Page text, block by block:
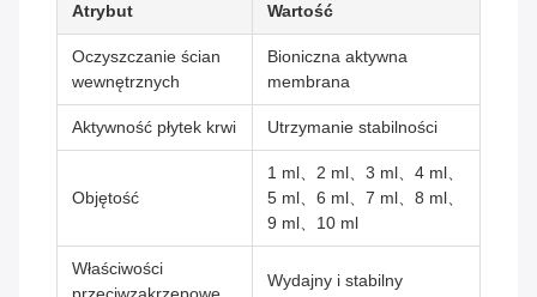
Atrybut Wartość
Oczyszczanie ścian
wewnętrznych
Bioniczna aktywna
membrana
Aktywność płytek krwi Utrzymanie stabilności
Objętość
1 ml、2 ml、3 ml、4 ml、
5 ml、6 ml、7 ml、8 ml、
9 ml、10 ml
Właściwości
Wydajny i stabilny